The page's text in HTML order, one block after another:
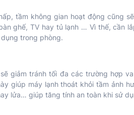
tầm không gian hoạt động cũng
ghế, TV hay tủ lạnh … Vì thế, cần
trong phòng.
giảm tránh tối đa các trường hợp
giúp máy lạnh thoát khỏi tầm ảnh
lửa… giúp tăng tính an toàn khi sử